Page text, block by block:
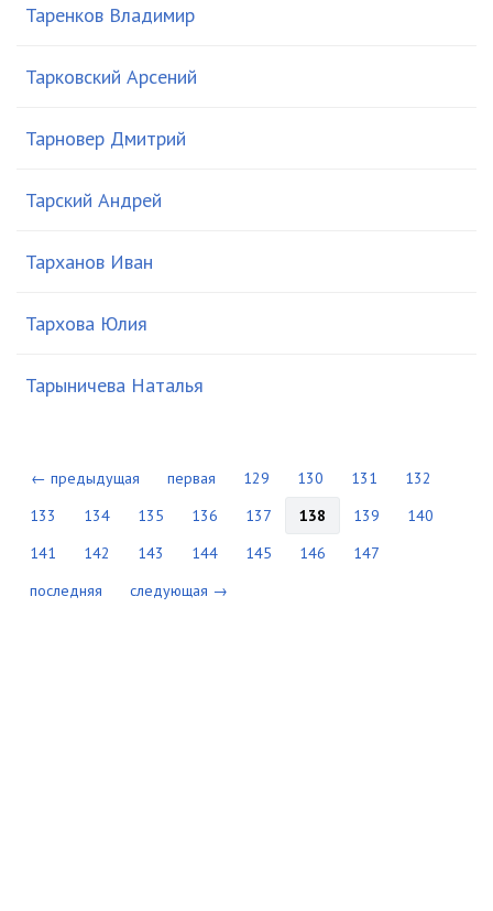
Таренков Владимир
Тарковский Арсений
Тарновер Дмитрий
Тарский Андрей
Тарханов Иван
Тархова Юлия
Тарыничева Наталья
← предыдущая первая 129 130 131
132
133
134 135 136 137 138 139
140
141
142 143 144 145 146
147
последняя
следующая →